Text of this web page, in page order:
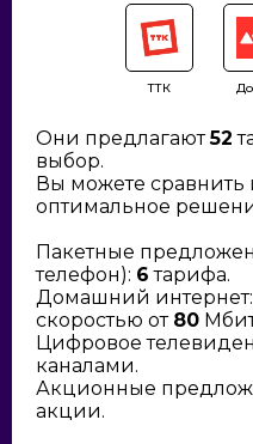
ТТК
Они предлагают52
выбор.
Вы можете сравнить
оптимальное
Пакетные
телефон): 6 тарифа.
Домашний интернет:
скоростью от 80
Цифровое
каналами.
Акционные
акции.